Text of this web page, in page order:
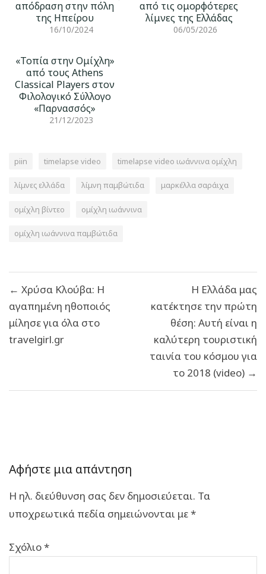
απόδραση στην πόλη
της Ηπείρου
16/10/2024
από τις ομορφότερες
λίμνες της Ελλάδας
06/05/2026
«Τοπία στην Ομίχλη»
από τους Athens
Classical Players στον
Φιλολογικό Σύλλογο
«Παρνασσός»
21/12/2023
piin timelapse video timelapse video ιωάννινα ομίχλη
λίμνες ελλάδα λίμνη παμβώτιδα μαρκέλλα σαράιχα
ομίχλη βίντεο ομίχλη ιωάννινα
ομίχλη ιωάννινα παμβώτιδα
άρθρων
← Χρύσα Κλούβα: Η
αγαπημένη ηθοποιός
μίλησε για όλα στο
travelgirl.gr
Η Ελλάδα μας
κατέκτησε την πρώτη
θέση: Αυτή είναι η
καλύτερη τουριστική
ταινία του κόσμου για
το 2018 (video) →
Αφήστε μια απάντηση
Η ηλ. διεύθυνση σας δεν δημοσιεύεται. Τα
υποχρεωτικά πεδία σημειώνονται με*
Σχόλιο*